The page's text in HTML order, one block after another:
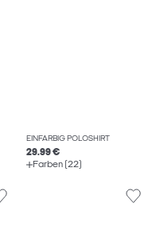
EINFARBIG POLOSHIRT
29.99 €
Farben (22)